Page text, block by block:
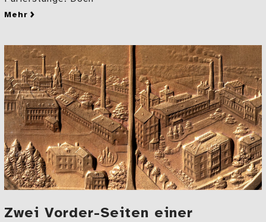
mehr
Zwei Vorder-Seiten einer